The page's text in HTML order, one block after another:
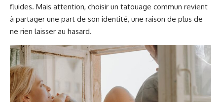
fluides. Mais attention, choisir un tatouage commun revient
à partager une part de son identité, une raison de plus de
ne rien laisser au hasard.